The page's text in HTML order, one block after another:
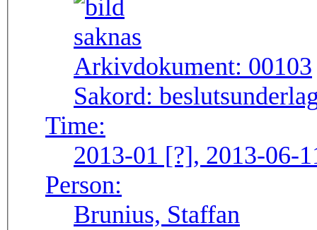
Arkivdokument: 00103
Sakord:
Time:
2013-01 [?], 2013-06-
Person:
Brunius, Staffan